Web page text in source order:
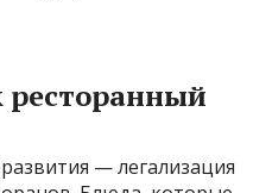
ресторанный
— легализация